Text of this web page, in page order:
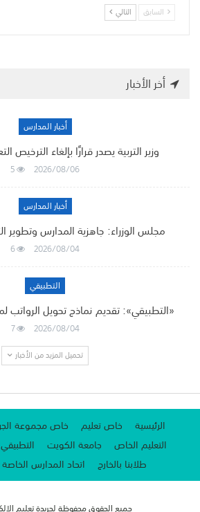
السابق التالي
أخر الأخبار
أخبار المدارس
وزير التربية يصدر قرارًا بإلغاء
2026/08/06
5
أخبار المدارس
مجلس الوزراء: جاهزية المدارس وتطوير
2026/08/04
6
التطبيقي
«التطبيقي»: تقديم نماذج تحويل
2026/08/04
7
تحميل المزيد من الأخبار
الرئيسية خاص تعليم خاص مجموعة
التعليم الخاص
جامعة الكويت التطبيقي
طلابنا بالخارج
اتحاد المدارس الخاصة